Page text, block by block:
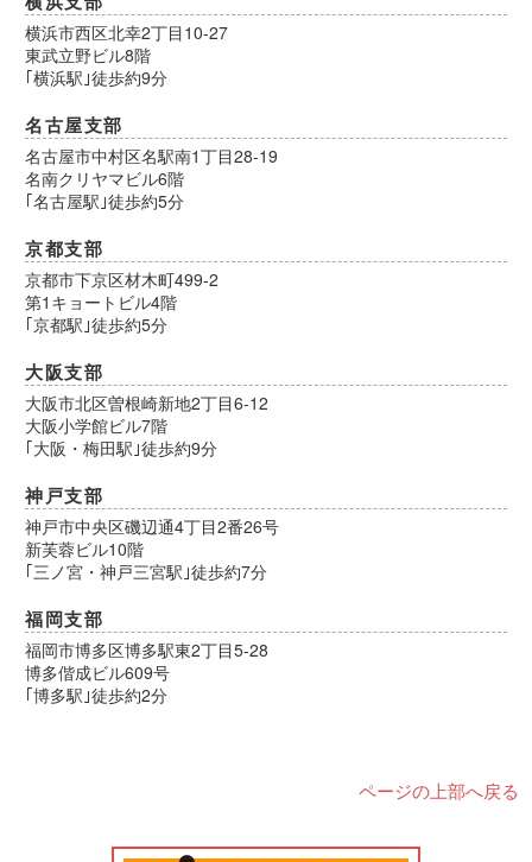
横浜市西区北幸2丁目10-27
東武立野ビル8階
｢横浜駅｣徒歩約9分
名古屋支部
名古屋市中村区名駅南1丁目28-19
名南クリヤマビル6階
｢名古屋駅｣徒歩約5分
京都支部
京都市下京区材木町499-2
第1キョートビル4階
｢京都駅｣徒歩約5分
大阪支部
大阪市北区曽根崎新地2丁目6-12
大阪小学館ビル7階
｢大阪・梅田駅｣徒歩約9分
神戸支部
神戸市中央区磯辺通4丁目2番26号
新芙蓉ビル10階
｢三ノ宮・神戸三宮駅｣徒歩約7分
福岡支部
福岡市博多区博多駅東2丁目5-28
博多偕成ビル609号
｢博多駅｣徒歩約2分
ページの上部へ戻る